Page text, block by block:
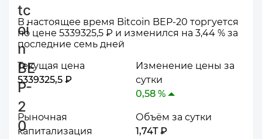
В настоящее время Bitcoin BEP-20 торгуется
по цене 5339325,5 ₽ и изменился на 3,44 % за
последние семь дней
Текущая цена
5339325,5 ₽
Изменение цены за
сутки
0,58 %
Рыночная
капитализация
Объём за сутки
1,74T ₽